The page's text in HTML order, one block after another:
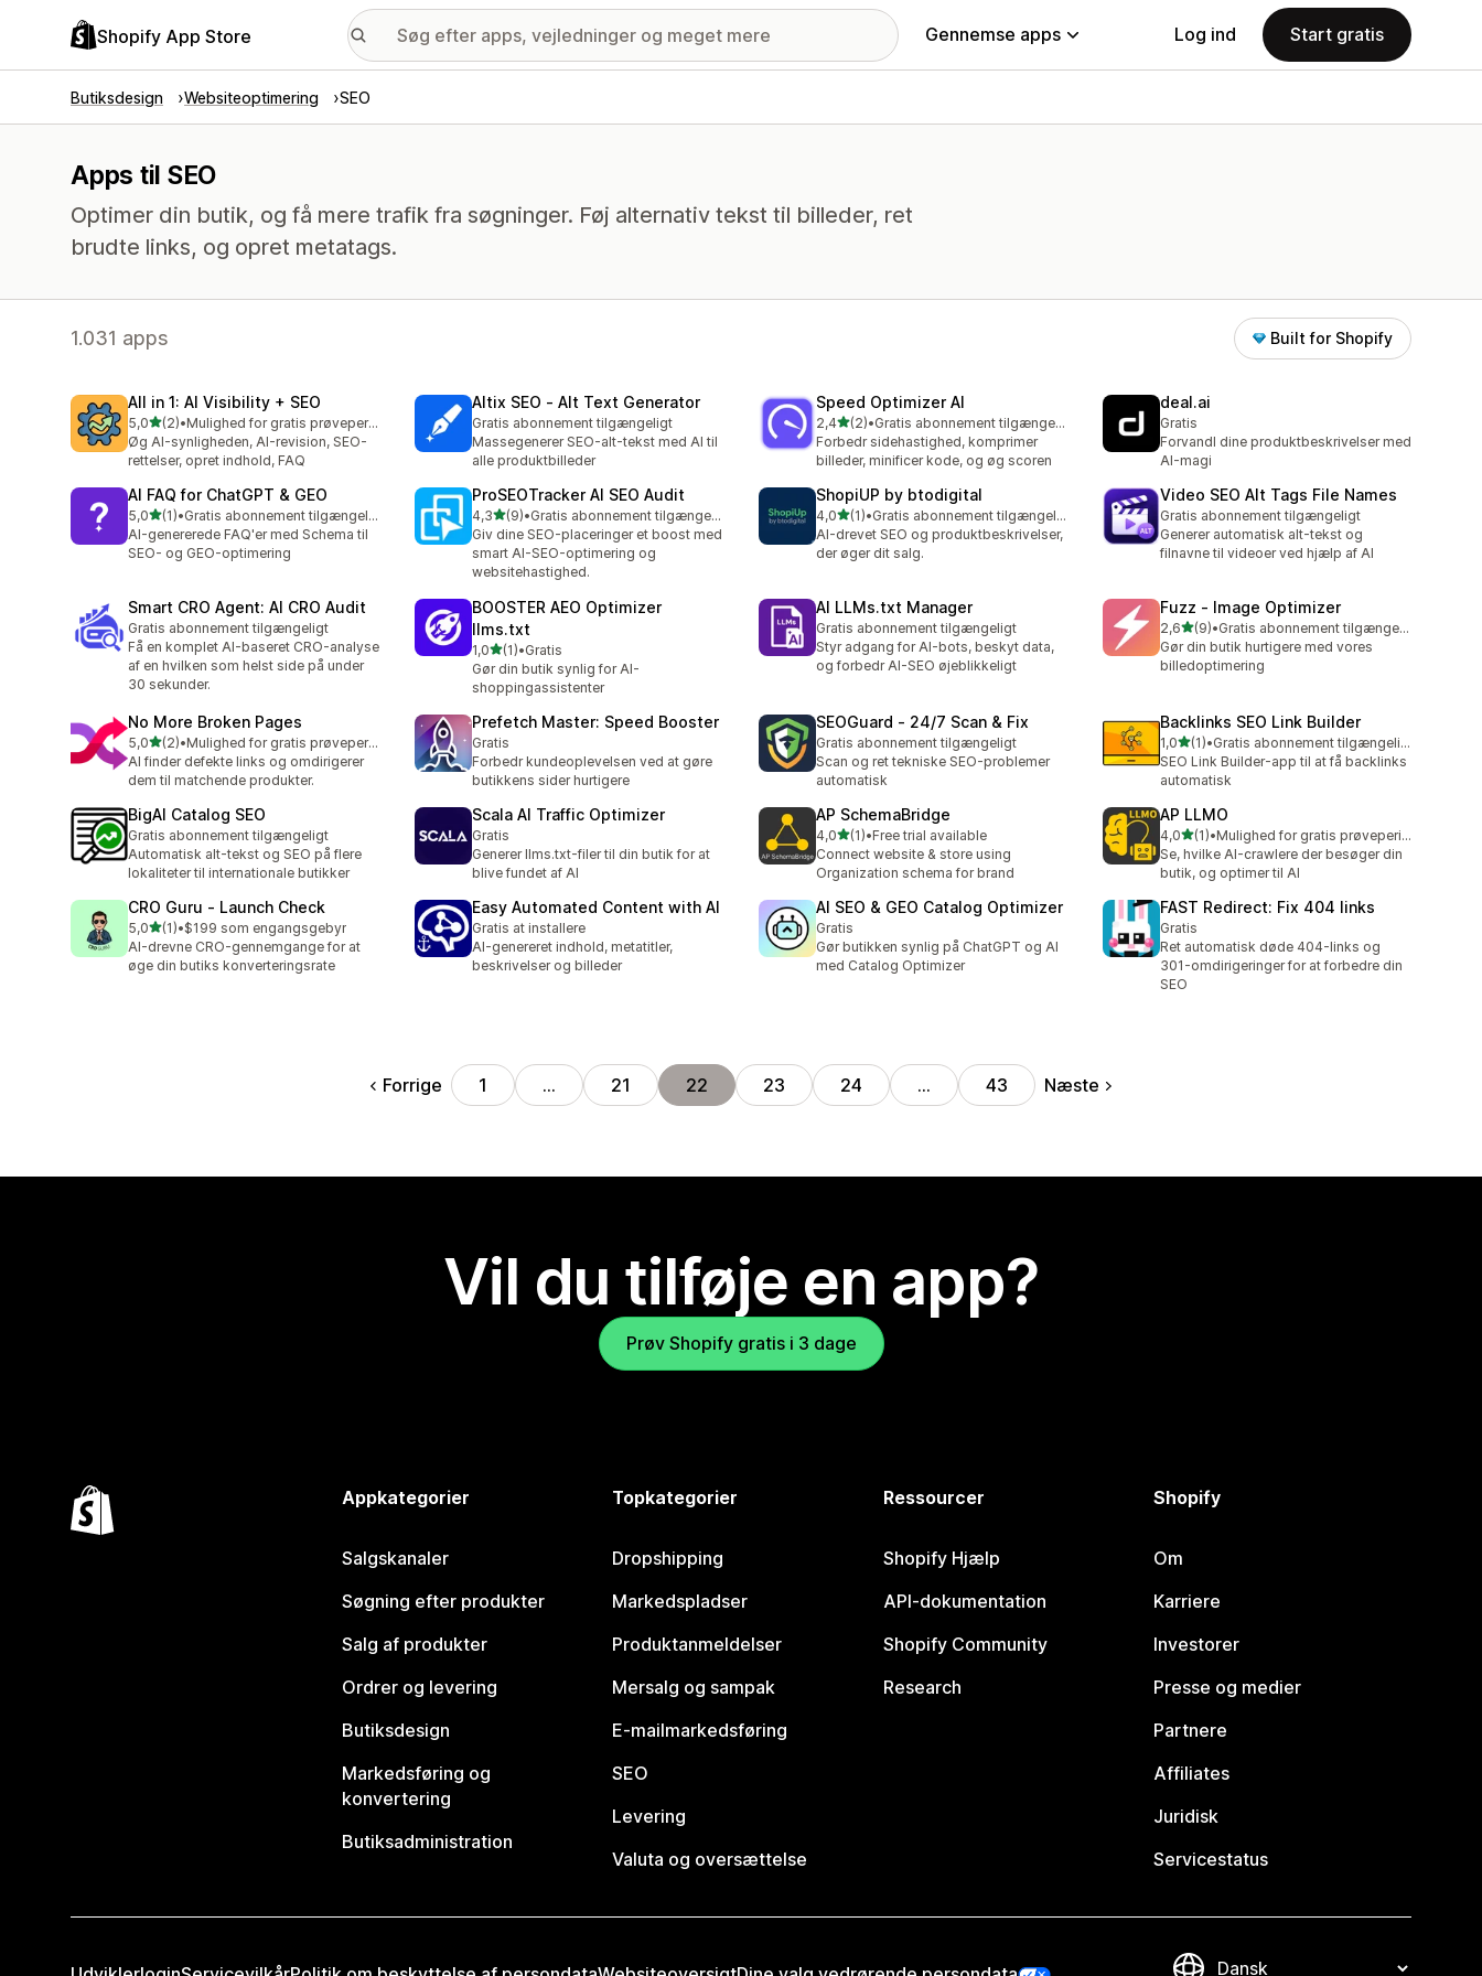
Shopify App Store Gennemse apps Log ind Start gratis
Butiksdesign Websiteoptimering SEO
Apps til SEO
Optimer din butik, og få mere trafik fra søgninger. Føj alternativ tekst til billeder, ret
brudte links, og opret metatags.
1.031 apps Built for Shopify
All in 1: AI Visibility + SEO
5,0ud af 5 stjerner
(2)
2 anmeldelser i alt
•
Mulighed for gratis prøveperiode
Øg AI-synligheden, AI-revision, SEO-
rettelser, opret indhold, FAQ
Altix SEO ‑ Alt Text Generator
Gratis abonnement tilgængeligt
Massegenerer SEO-alt-tekst med AI til
alle produktbilleder
Speed Optimizer AI
2,4ud af 5 stjerner
(2)
2 anmeldelser i alt
•
Gratis abonnement tilgængeligt
Forbedr sidehastighed, komprimer
billeder, minificer kode, og øg scoren
deal.ai
Gratis
Forvandl dine produktbeskrivelser med
AI-magi
AI FAQ for ChatGPT & GEO
5,0ud af 5 stjerner
(1)
1 anmeldelser i alt
•
Gratis abonnement tilgængeligt
AI-genererede FAQ'er med Schema til
SEO- og GEO-optimering
ProSEOTracker AI SEO Audit
4,3ud af 5 stjerner
(9)
9 anmeldelser i alt
•
Gratis abonnement tilgængeligt
Giv dine SEO-placeringer et boost med
smart AI-SEO-optimering og
websitehastighed.
ShopiUP by btodigital
4,0ud af 5 stjerner
(1)
1 anmeldelser i alt
•
Gratis abonnement tilgængeligt
AI-drevet SEO og produktbeskrivelser,
der øger dit salg.
Video SEO Alt Tags File Names
Gratis abonnement tilgængeligt
Generer automatisk alt-tekst og
filnavne til videoer ved hjælp af AI
Smart CRO Agent: AI CRO Audit
Gratis abonnement tilgængeligt
Få en komplet AI-baseret CRO-analyse
af en hvilken som helst side på under
30 sekunder.
BOOSTER AEO Optimizer
llms.txt
1,0ud af 5 stjerner
(1)
1 anmeldelser i alt
•Gratis
Gør din butik synlig for AI-
shoppingassistenter
AI LLMs.txt Manager
Gratis abonnement tilgængeligt
Styr adgang for AI-bots, beskyt data,
og forbedr AI-SEO øjeblikkeligt
Fuzz ‑ Image Optimizer
2,6ud af 5 stjerner
(9)
9 anmeldelser i alt
•
Gratis abonnement tilgængeligt
Gør din butik hurtigere med vores
billedoptimering
No More Broken Pages
5,0ud af 5 stjerner
(2)
2 anmeldelser i alt
•
Mulighed for gratis prøveperiode
AI finder defekte links og omdirigerer
dem til matchende produkter.
Prefetch Master: Speed Booster
Gratis
Forbedr kundeoplevelsen ved at gøre
butikkens sider hurtigere
SEOGuard ‑ 24/7 Scan & Fix
Gratis abonnement tilgængeligt
Scan og ret tekniske SEO-problemer
automatisk
Backlinks SEO Link Builder
1,0ud af 5 stjerner
(1)
1 anmeldelser i alt
•
Gratis abonnement tilgængeligt
SEO Link Builder-app til at få backlinks
automatisk
BigAI Catalog SEO
Gratis abonnement tilgængeligt
Automatisk alt-tekst og SEO på flere
lokaliteter til internationale butikker
Scala AI Traffic Optimizer
Gratis
Generer llms.txt-filer til din butik for at
blive fundet af AI
AP SchemaBridge
4,0ud af 5 stjerner
(1)
1 anmeldelser i alt
•Free trial available
Connect website & store using
Organization schema for brand
AP LLMO
4,0ud af 5 stjerner
(1)
1 anmeldelser i alt
•
Mulighed for gratis prøveperiode
Se, hvilke AI-crawlere der besøger din
butik, og optimer til AI
CRO Guru ‑ Launch Check
5,0ud af 5 stjerner
(1)
1 anmeldelser i alt
•$199 som engangsgebyr
AI-drevne CRO-gennemgange for at
øge din butiks konverteringsrate
Easy Automated Content with AI
Gratis at installere
AI-genereret indhold, metatitler,
beskrivelser og billeder
AI SEO & GEO Catalog Optimizer
Gratis
Gør butikken synlig på ChatGPT og AI
med Catalog Optimizer
FAST Redirect: Fix 404 links
Gratis
Ret automatisk døde 404-links og
301-omdirigeringer for at forbedre din
SEO
Forrige 1 … 21 22 23 24 … 43 Næste
Vil du tilføje en app?
Prøv Shopify gratis i 3 dage
Appkategorier
Salgskanaler
Søgning efter produkter
Salg af produkter
Ordrer og levering
Butiksdesign
Markedsføring og
konvertering
Butiksadministration
Topkategorier
Dropshipping
Markedspladser
Produktanmeldelser
Mersalg og sampak
E-mailmarkedsføring
SEO
Levering
Valuta og oversættelse
Ressourcer
Shopify Hjælp
API-dokumentation
Shopify Community
Research
Shopify
Om
Karriere
Investorer
Presse og medier
Partnere
Affiliates
Juridisk
Servicestatus